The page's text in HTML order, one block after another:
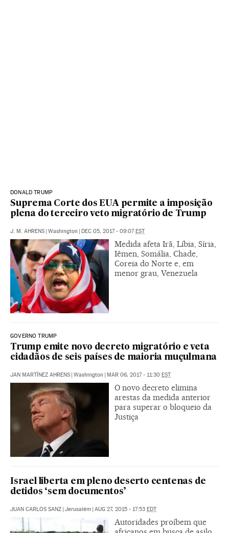
DONALD TRUMP
Suprema Corte dos EUA permite a imposição
plena do terceiro veto migratório de Trump
J. M. AHRENS | Washington | DEC 05, 2017 - 09:07EST
Medida afeta Irã, Líbia, Síria,
Iêmen, Somália, Chade,
Coreia do Norte e, em
menor grau, Venezuela
GOVERNO TRUMP
Trump emite novo decreto migratório e veta
cidadãos de seis países de maioria muçulmana
JAN MARTÍNEZ AHRENS | Washington | MAR 06, 2017 - 11:30 EST
O novo decreto elimina
arestas da medida anterior
para superar o bloqueio da
Justiça
Israel liberta em pleno deserto centenas de
detidos ‘sem documentos’
JUAN CARLOS SANZ | Jerusalém | AUG 27, 2015 - 17:53 EDT
Autoridades proíbem que